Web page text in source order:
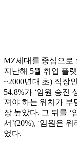
MZ세대를 중심으로
지난해 5월 취업 플
~2000년대 초) 직장
54.8%가 ‘임원 승진
져야 하는 위치가 부
장 높았다. 그 뒤를 ‘
서’(20%), ‘임원은
었다.